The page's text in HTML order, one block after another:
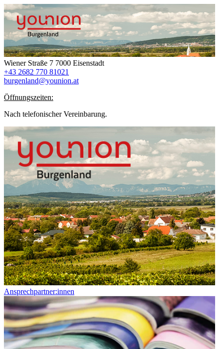
Wiener Straße 7 7000 Eisenstadt
+43 2682 770 81021
burgenland@younion.at
Öffnungszeiten:
Nach telefonischer Vereinbarung.
Ansprechpartner:innen